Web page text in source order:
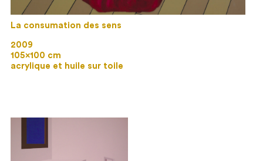
La consumation des sens
2009
105×100 cm
acrylique et huile sur toile